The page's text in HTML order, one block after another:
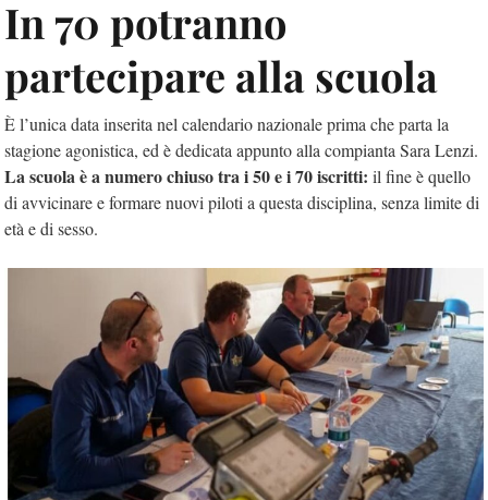
In 70 potranno
partecipare alla scuola
È l’unica data inserita nel calendario nazionale prima che parta la
stagione agonistica, ed è dedicata appunto alla compianta Sara Lenzi.
La scuola è a numero chiuso tra i 50 e i 70 iscritti: il fine è quello
di avvicinare e formare nuovi piloti a questa disciplina, senza limite di
età e di sesso.